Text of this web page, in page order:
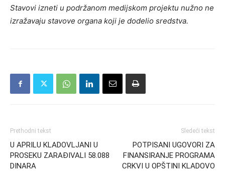
Stavovi izneti u podržanom medijskom projektu nužno ne
izražavaju stavove organa koji je dodelio sredstva.
Prethodni tekst
U APRILU KLADOVLJANI U
PROSEKU ZARAĐIVALI 58.088
DINARA
Sledeći tekst
POTPISANI UGOVORI ZA
FINANSIRANJE PROGRAMA
CRKVI U OPŠTINI KLADOVO